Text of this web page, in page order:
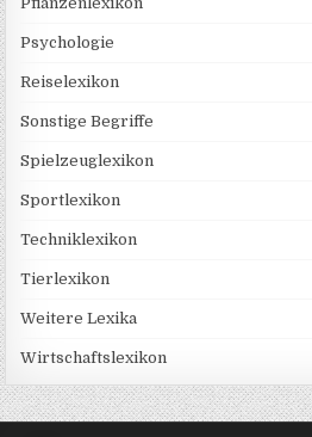
Psychologie
Reiselexikon
Sonstige Begriffe
Spielzeuglexikon
Sportlexikon
Techniklexikon
Tierlexikon
Weitere Lexika
Wirtschaftslexikon